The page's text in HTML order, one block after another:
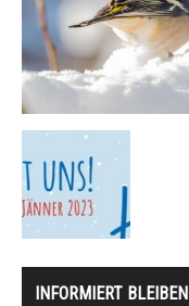
INFORMIERT BLEIBEN